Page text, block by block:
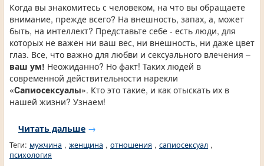
Когда вы знакомитесь с человеком, на что вы обращаете
внимание, прежде всего? На внешность, запах, а, может
быть, на интеллект? Представьте себе - есть люди, для
которых не важен ни ваш вес, ни внешность, ни даже цвет
глаз. Все, что важно для любви и сексуального влечения –
ваш ум! Неожиданно? Но факт! Таких людей в
современной действительности нарекли
«Cапиосексуалы». Кто это такие, и как отыскать их в
нашей жизни? Узнаем!
Читать дальше →
Теги: мужчина , женщина , отношения , сапиосексуал ,
психология